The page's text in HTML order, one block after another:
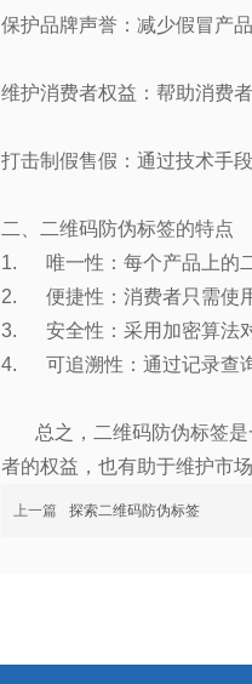
保护品牌声誉：减少假冒产
维护消费者权益：帮助消费
打击制假售假：通过技术手
二、二维码防伪标签的特点
1.
唯一性：每个产品上的
2. 便捷性：消费者只需使
3. 安全性：采用加密算法
4. 可追溯性：通过记录查
总之，二维码防伪标签
者的权益，也有助于维护市
上一篇 探索二维码防伪标签